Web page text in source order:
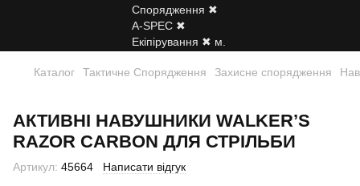
Каталог Тактичне Спорядження Захисне спорядження
АКТИВНІ НАВУШНИКИ WALKER’S
RAZOR CARBON ДЛЯ СТРІЛЬБИ
Артикул: 45664 Написати відгук